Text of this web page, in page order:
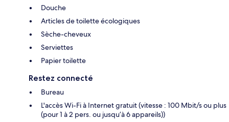
Douche
Articles de toilette écologiques
Sèche-cheveux
Serviettes
Papier toilette
Restez connecté
Bureau
L'accès Wi-Fi à Internet gratuit (vitesse : 100 Mbit/s ou plus
(pour 1 à 2 pers. ou jusqu’à 6 appareils))